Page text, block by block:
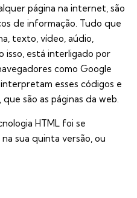
página na internet, são
de informação. Tudo que
texto, vídeo, aúdio,
isso, está interligado por
como Google
esses códigos e
são as páginas da web.
HTML foi se
sua quinta versão, ou